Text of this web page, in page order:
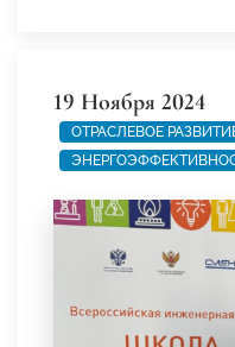
19 Ноября 2024
ОТРАСЛЕВОЕ